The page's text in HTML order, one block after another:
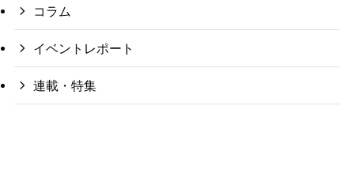
コラム
イベントレポート
連載・特集